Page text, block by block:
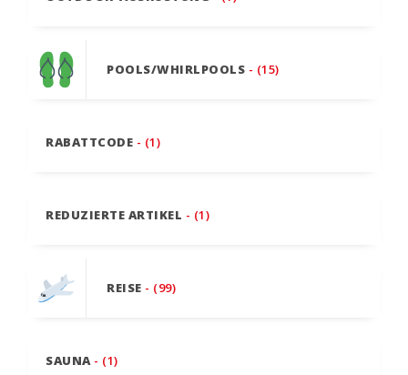
POOLS/WHIRLPOOLS - (15)
RABATTCODE - (1)
REDUZIERTE ARTIKEL - (1)
REISE - (99)
SAUNA - (1)